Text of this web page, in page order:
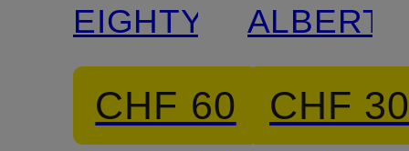
EIGHTY
CHF 60
ALBERT
CHF